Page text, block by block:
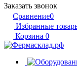
Заказать звонок
Сравнение0
Избранные
Корзина 0